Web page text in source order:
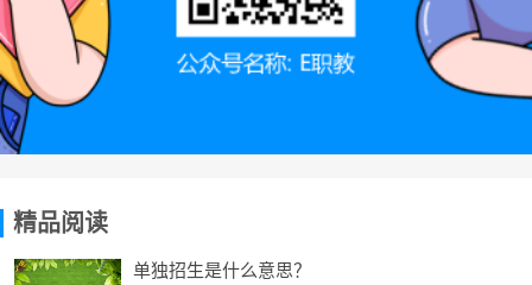
精品阅读
单独招生是什么意思？